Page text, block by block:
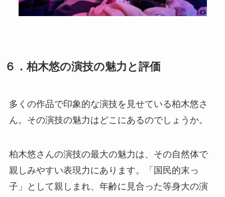
６．柏木悠の演技の魅力と評価
多くの作品で印象的な演技を見せている柏木悠さ
ん。その演技の魅力はどこにあるのでしょうか。
柏木悠さんの演技の最大の魅力は、その自然体で
親しみやすい表現力にあります。「国民的末っ
子」として親しまれ、年齢に見合った等身大の演